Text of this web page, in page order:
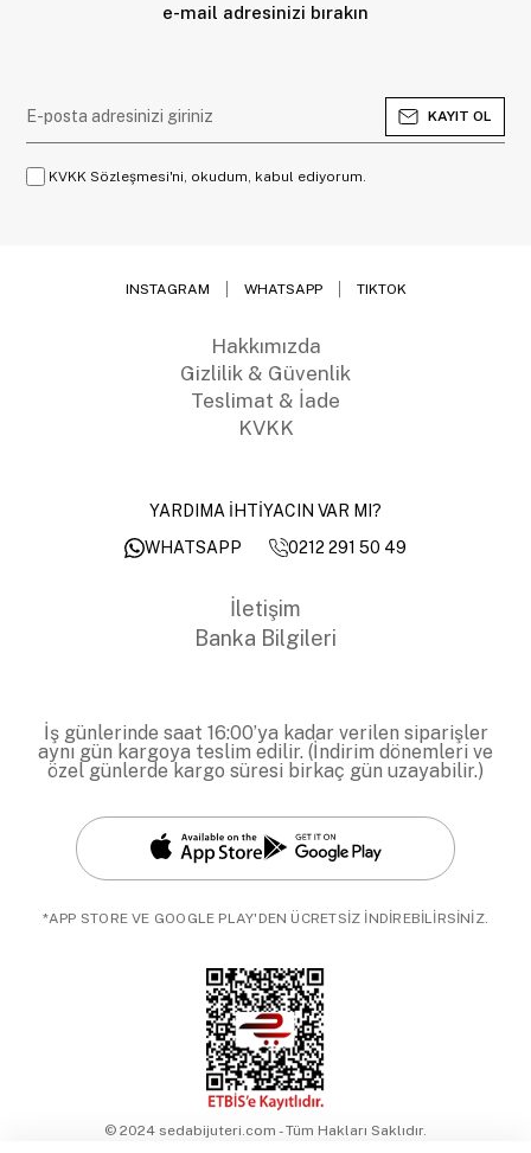
e-mail adresinizi bırakın
KAYIT OL
KVKK Sözleşmesi'ni, okudum, kabul ediyorum.
INSTAGRAM WHATSAPP TIKTOK
Hakkımızda
Gizlilik & Güvenlik
Teslimat & İade
KVKK
YARDIMA İHTİYACIN VAR MI?
WHATSAPP
0212 291 50 49
İletişim
Banka Bilgileri
İş günlerinde saat 16:00’ya kadar verilen siparişler
aynı gün kargoya teslim edilir. (İndirim dönemleri ve
özel günlerde kargo süresi birkaç gün uzayabilir.)
*APP STORE VE GOOGLE PLAY'DEN ÜCRETSİZ İNDİREBİLİRSİNİZ.
© 2024 sedabijuteri.com - Tüm Hakları Saklıdır.